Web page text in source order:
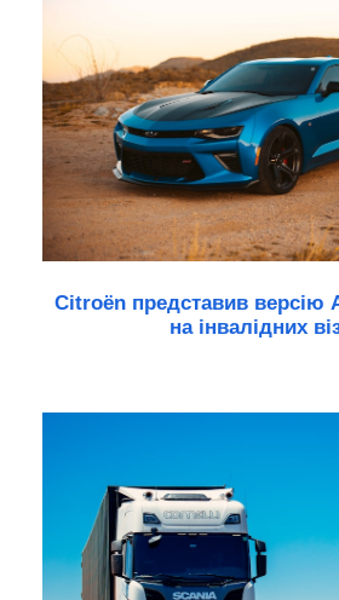
Citroën представив
на інвалідних